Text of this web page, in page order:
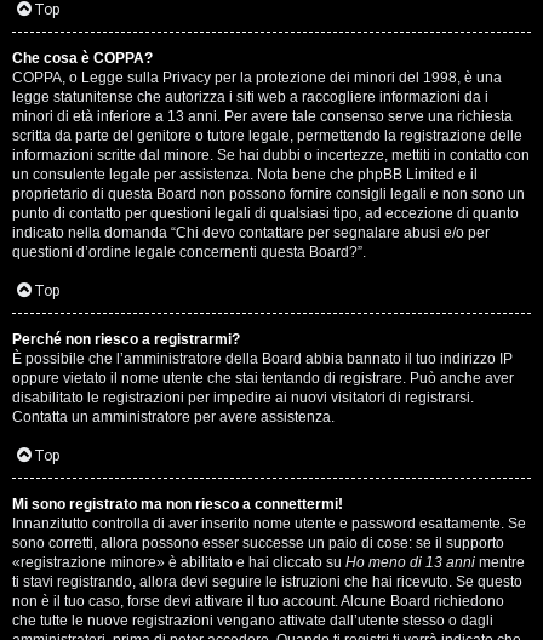
A
r
g
o
m
e
n
t
i
s
e
n
z
a
Top
Che cosa è COPPA?
COPPA, o Legge sulla Privacy per la protezione dei minori del 1998, è una
legge statunitense che autorizza i siti web a raccogliere informazioni da i
minori di età inferiore a 13 anni. Per avere tale consenso serve una richiesta
scritta da parte del genitore o tutore legale, permettendo la registrazione delle
informazioni scritte dal minore. Se hai dubbi o incertezze, mettiti in contatto con
un consulente legale per assistenza. Nota bene che phpBB Limited e il
proprietario di questa Board non possono fornire consigli legali e non sono un
punto di contatto per questioni legali di qualsiasi tipo, ad eccezione di quanto
indicato nella domanda “Chi devo contattare per segnalare abusi e/o per
questioni d’ordine legale concernenti questa Board?”.
Top
Perché non riesco a registrarmi?
È possibile che l’amministratore della Board abbia bannato il tuo indirizzo IP
oppure vietato il nome utente che stai tentando di registrare. Può anche aver
disabilitato le registrazioni per impedire ai nuovi visitatori di registrarsi.
Contatta un amministratore per avere assistenza.
Top
Mi sono registrato ma non riesco a connettermi!
Innanzitutto controlla di aver inserito nome utente e password esattamente. Se
sono corretti, allora possono esser successe un paio di cose: se il supporto
«registrazione minore» è abilitato e hai cliccato su Ho meno di 13 anni mentre
ti stavi registrando, allora devi seguire le istruzioni che hai ricevuto. Se questo
non è il tuo caso, forse devi attivare il tuo account. Alcune Board richiedono
che tutte le nuove registrazioni vengano attivate dall’utente stesso o dagli
T
o
p
i
c
A
t
t
i
v
i
G
i
g